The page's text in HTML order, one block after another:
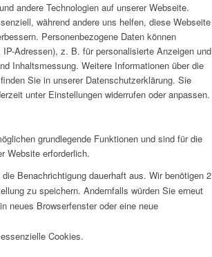
andere Technologien auf unserer Webseite.
während andere uns helfen, diese Webseite
Personenbezogene Daten können
Adressen), z. B. für personalisierte Anzeigen und
Inhaltsmessung. Weitere Informationen über die
Sie in unserer Datenschutzerklärung. Sie
unter Einstellungen widerrufen oder anpassen.
grundlegende Funktionen und sind für die
Website erforderlich.
Benachrichtigung dauerhaft aus. Wir benötigen 2
zu speichern. Andernfalls würden Sie erneut
neues Browserfenster oder eine neue
Cookies.